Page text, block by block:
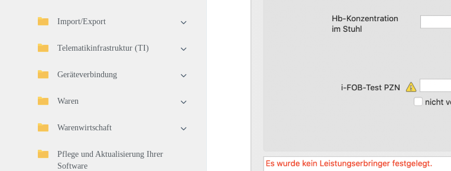
Import/Export
Telematikinfrastruktur (TI)
Geräteverbindung
Waren
Warenwirtschaft
Pflege und Aktualisierung Ihrer
Software